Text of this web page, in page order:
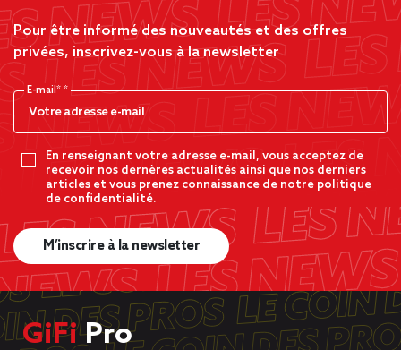
Pour être informé des nouveautés et des offres
privées, inscrivez-vous à la newsletter
E-mail*
En renseignant votre adresse e-mail, vous acceptez de
recevoir nos dernères actualités ainsi que nos derniers
articles et vous prenez connaissance de notre politique
de confidentialité.
M’inscrire à la newsletter
GiFiPro